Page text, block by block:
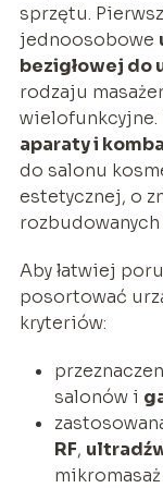
sprzętu.
jednoosobowe
bezigłowej do
rodzaju
wielofunkcyjne.
aparaty i
do salonu
estetycznej, o
Aby łatwiej
posortować
kryteriów:
salonów i
RF,